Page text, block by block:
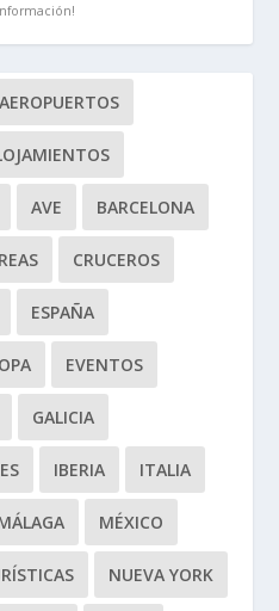
AEROPUERTOS
AVE BARCELONA
CRUCEROS
ESPAÑA
EVENTOS
GALICIA
IBERIA ITALIA
MÉXICO
NUEVA YORK